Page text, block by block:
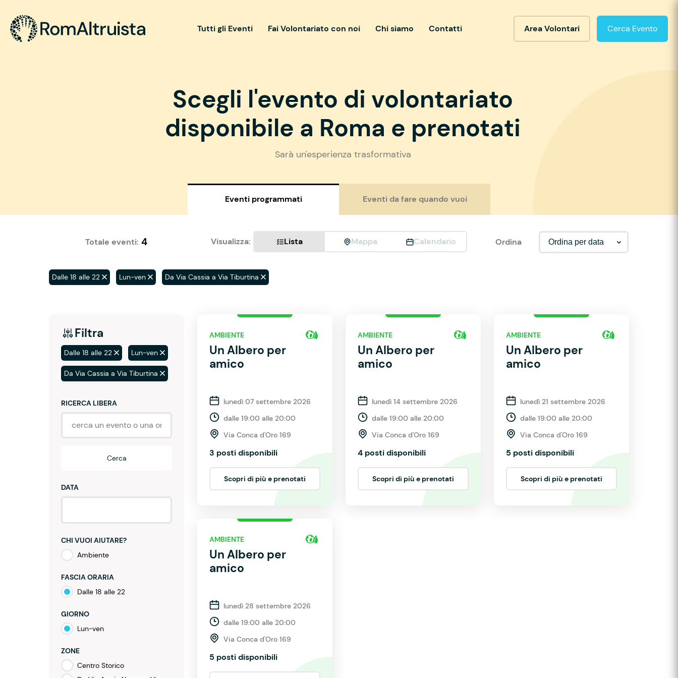
Tutti gli Eventi Fai Volontariato con noi Chi siamo Contatti Area Volontari Cerca Evento
Scegli l'evento di volontariato
disponibile a Roma e prenotati
Sarà un'esperienza trasformativa
Eventi programmati Eventi da fare quando vuoi
Totale eventi: 4 Visualizza: Lista Mappa Calendario Ordina
Dalle 18 alle 22 Lun-ven Da Via Cassia a Via Tiburtina
Filtra
Dalle 18 alle 22 Lun-ven
Da Via Cassia a Via Tiburtina
RICERCA LIBERA
Cerca
DATA
CHI VUOI AIUTARE?
Ambiente
FASCIA ORARIA
Dalle 18 alle 22
GIORNO
Lun-ven
ZONE
Centro Storico
AMBIENTE
Un Albero per
amico
lunedì 07 settembre 2026
dalle 19:00 alle 20:00
Via Conca d'Oro 169
3 posti disponibili
Scopri di più e prenotati
AMBIENTE
Un Albero per
amico
lunedì 14 settembre 2026
dalle 19:00 alle 20:00
Via Conca d'Oro 169
4 posti disponibili
Scopri di più e prenotati
AMBIENTE
Un Albero per
amico
lunedì 21 settembre 2026
dalle 19:00 alle 20:00
Via Conca d'Oro 169
5 posti disponibili
Scopri di più e prenotati
AMBIENTE
Un Albero per
amico
lunedì 28 settembre 2026
dalle 19:00 alle 20:00
Via Conca d'Oro 169
5 posti disponibili